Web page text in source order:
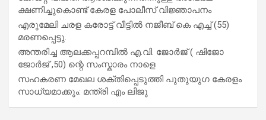
ക്ഷണിച്ചുകൊണ്ട് കേരള പോലീസ് വിജ്ഞാപനം
എരുമേലി ചരള കരോട്ട് വീട്ടിൽ നജീബ് കെ എച്ച് (55)
മരണപ്പെട്ടു.
അന്തരിച്ച ആ​ല​ക്ക​പ്പ​റമ്പിൽ​ എ.​വി. ജോ​ർ​ജ് ( ഷിജോ
ജോർജ് ,50) ന്റെ സംസ്കാരം നാളെ
സഹകരണ മേഖല ശക്തിപ്പെടുത്തി പുതുയുഗ കേരളം
സാധ്യമാക്കും: മന്ത്രി എം ലിജു